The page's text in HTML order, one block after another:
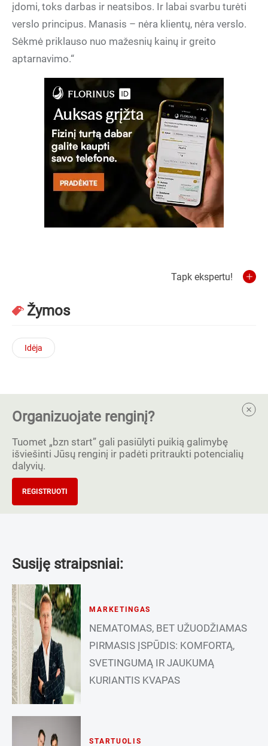
įdomi, toks darbas ir neatsibos. Ir labai svarbu turėti
verslo principus. Manasis – nėra klientų, nėra verslo.
Sėkmė priklauso nuo mažesnių kainų ir greito
aptarnavimo.“
Tapk ekspertu!
Žymos
Idėja
Organizuojate renginį?
Tuomet „bzn start” gali pasiūlyti puikią galimybę
išviešinti Jūsų renginį ir padėti pritraukti potencialių
dalyvių.
REGISTRUOTI
Susiję straipsniai:
MARKETINGAS
NEMATOMAS, BET UŽUODŽIAMAS
PIRMASIS ĮSPŪDIS: KOMFORTĄ,
SVETINGUMĄ IR JAUKUMĄ
KURIANTIS KVAPAS
STARTUOLIS